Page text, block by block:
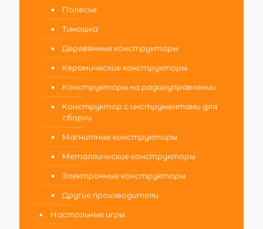
Полесье
Тимошка
Деревянные конструкторы
Керамические конструкторы
Конструкторы на радиоуправлении
Конструктор с инструментами для
сборки
Магнитные конструкторы
Металлические конструкторы
Электронные конструкторы
Другие производители
Настольные игры